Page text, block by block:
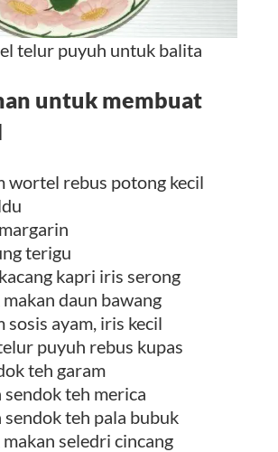
telur puyuh untuk balita
untuk membuat
wortel rebus potong kecil
terigu
kapri iris serong
daun bawang
sosis ayam, iris kecil
puyuh rebus kupas
teh garam
sendok teh merica
sendok teh pala bubuk
seledri cincang